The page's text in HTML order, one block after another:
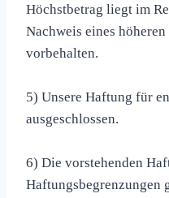
Höchstbetrag liegt im
Nachweis eines
vorbehalten.
5) Unsere Haftung für
ausgeschlossen.
6) Die vorstehenden
Haftungsbegrenzungen